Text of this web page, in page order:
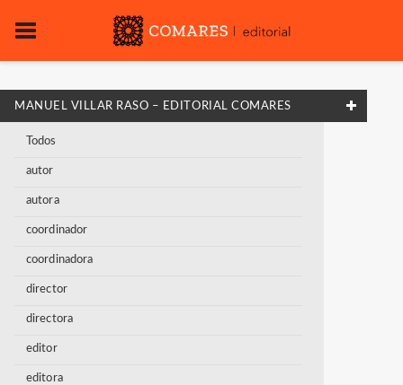
MANUEL VILLAR RASO – EDITORIAL COMARES
Todos
autor
autora
coordinador
coordinadora
director
directora
editor
editora